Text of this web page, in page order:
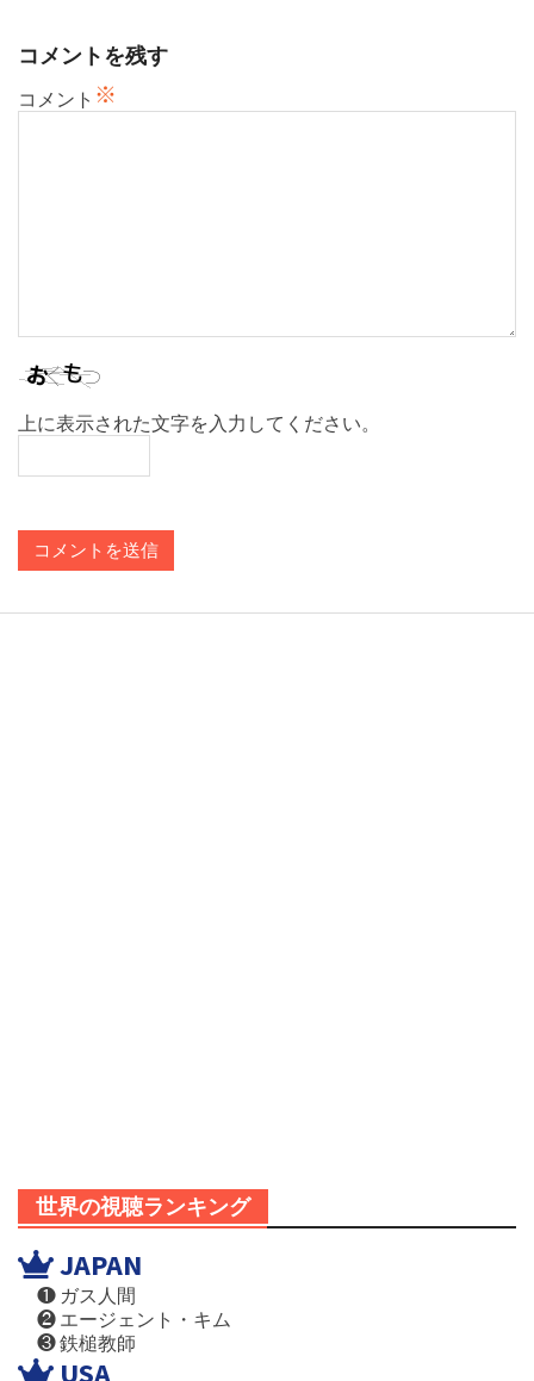
コメントを残す
コメント ※
上に表示された文字を入力してください。
世界の視聴ランキング
JAPAN
❶ ガス人間
❷ エージェント・キム
❸ 鉄槌教師
USA